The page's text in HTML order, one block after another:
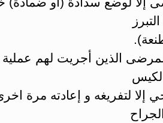
الذين أجريت لهم عملية
الكيس
إلا لتفريغه و إعادته مرة